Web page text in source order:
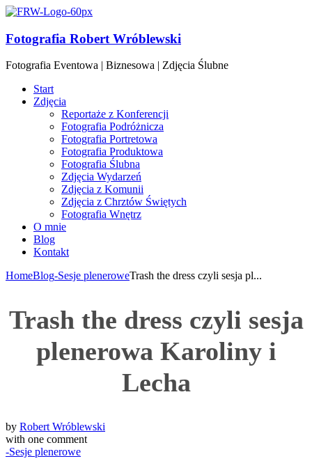
Fotografia Robert Wróblewski
Fotografia Eventowa | Biznesowa | Zdjęcia Ślubne
Start
Zdjęcia
Reportaże z Konferencji
Fotografia Podróżnicza
Fotografia Portretowa
Fotografia Produktowa
Fotografia Ślubna
Zdjęcia Wydarzeń
Zdjęcia z Komunii
Zdjęcia z Chrztów Świętych
Fotografia Wnętrz
O mnie
Blog
Kontakt
HomeBlog-Sesje pleneroweTrash the dress czyli sesja pl...
Trash the dress czyli sesja
plenerowa Karoliny i
Lecha
by Robert Wróblewski
with one comment
-Sesje plenerowe